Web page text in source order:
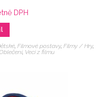
DPH
, Filmové postavy, Filmy / Hry,
, Veci z filmu